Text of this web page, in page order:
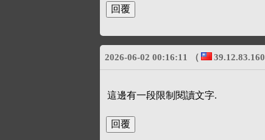
2026-06-02 00:16:11 （ 39.12.83.160
這邊有一段限制閱讀文字.